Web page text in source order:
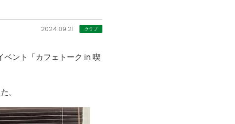
2024.09.21 クラブ
ント「カフェトーク in 喫
。